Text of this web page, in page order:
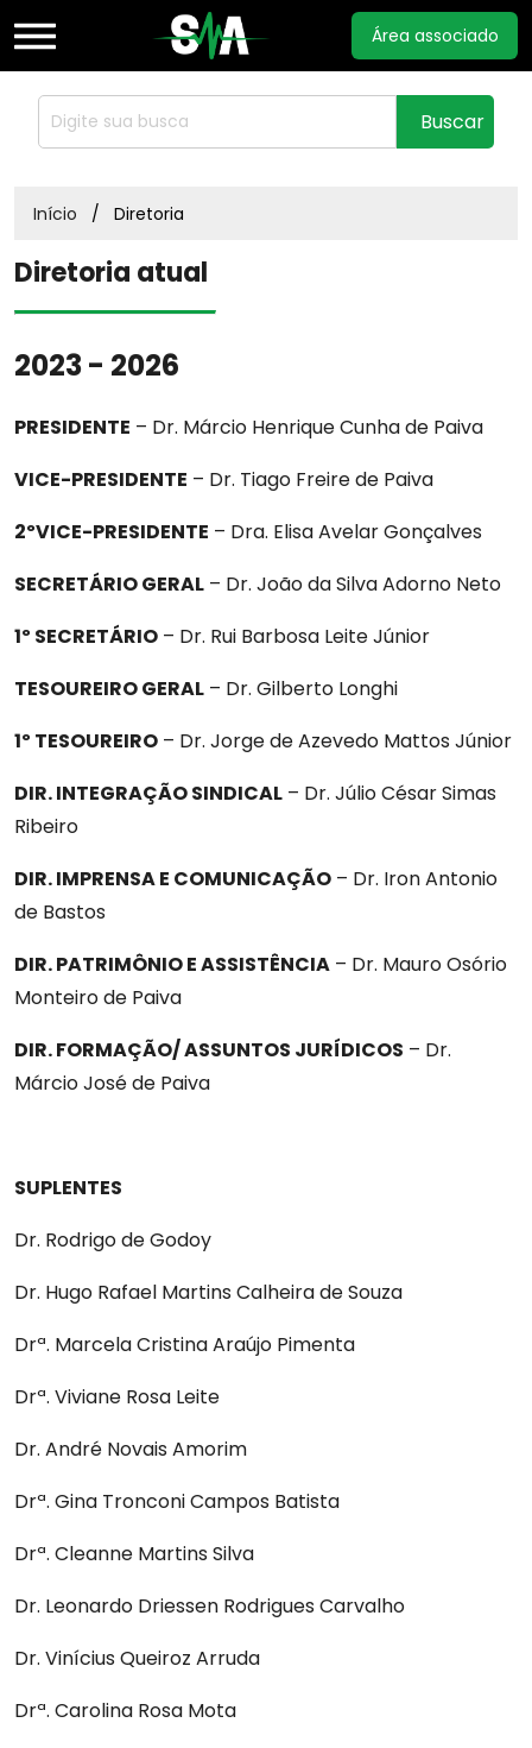
Acordos
Ofícios
Diretoria
Contato
Área associado
Buscar
Início Diretoria
Diretoria atual
2023 - 2026
PRESIDENTE – Dr. Márcio Henrique Cunha de Paiva
VICE-PRESIDENTE – Dr. Tiago Freire de Paiva
2ºVICE-PRESIDENTE – Dra. Elisa Avelar Gonçalves
SECRETÁRIO GERAL – Dr. João da Silva Adorno Neto
1º SECRETÁRIO – Dr. Rui Barbosa Leite Júnior
TESOUREIRO GERAL – Dr. Gilberto Longhi
1º TESOUREIRO – Dr. Jorge de Azevedo Mattos Júnior
DIR. INTEGRAÇÃO SINDICAL – Dr. Júlio César Simas
Ribeiro
DIR. IMPRENSA E COMUNICAÇÃO – Dr. Iron Antonio
de Bastos
DIR. PATRIMÔNIO E ASSISTÊNCIA – Dr. Mauro Osório
Monteiro de Paiva
DIR. FORMAÇÃO/ ASSUNTOS JURÍDICOS – Dr.
Márcio José de Paiva
SUPLENTES
Dr. Rodrigo de Godoy
Dr. Hugo Rafael Martins Calheira de Souza
Drª. Marcela Cristina Araújo Pimenta
Drª. Viviane Rosa Leite
Dr. André Novais Amorim
Drª. Gina Tronconi Campos Batista
Drª. Cleanne Martins Silva
Dr. Leonardo Driessen Rodrigues Carvalho
Dr. Vinícius Queiroz Arruda
Drª. Carolina Rosa Mota